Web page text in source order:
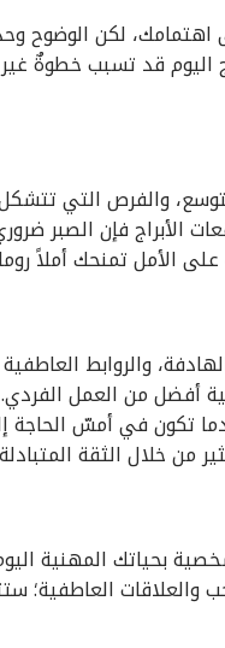
اهتمامك، لكن الوضوح
اليوم قد تسبب
والفرص التي
الأبراج فإن الصبر
الأمل تمنحك أملاً
والروابط
أفضل من العمل
تكون في أمسّ الحاجة
من خلال الثقة
بحياتك
والعلاقات